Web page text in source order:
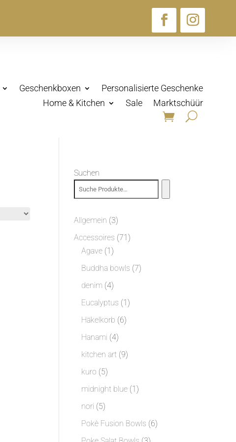
Geschenkboxen
Personalisierte Geschenke
Home & Kitchen
Sale Marktschüür
Suchen
Allgemein 33
Produkte
Accessoires 7171
Agave 11
Produkt
Buddha bowls 77
denim 44
Produkte
Eucalyptus 11
Häkelkorb 66
Hanami 44
Produkte
kitchen art 99
kuro 55
Produkte
midnight blue 11
nori 55
Produkte
Pokè Fusion Bowls 66